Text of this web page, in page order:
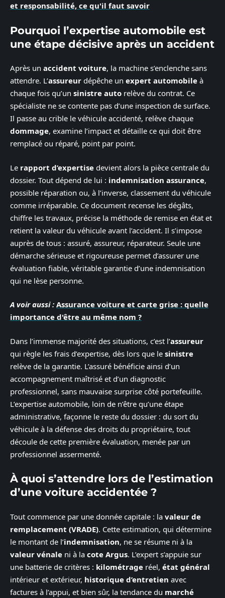
et responsabilité, ce qu'il faut savoir
Pourquoi l’expertise automobile est
une étape décisive après un accident
Après un accident voiture, la machine s’enclenche sans
attendre. L’assureur dépêche un expert automobile à
chaque fois qu’un sinistre auto relève du contrat. Ce
spécialiste ne se contente pas d’une inspection de surface.
Il passe au crible le véhicule accidenté, relève chaque
dommage, examine l’impact et détaille ce qui doit être
remplacé ou réparé, point par point.
Le rapport d’expertise devient alors la pièce centrale du
dossier. Tout dépend de lui : indemnisation assurance,
possible réparation ou, à l’inverse, classement du véhicule
comme irréparable. Ce document recense les dégâts,
chiffre les travaux, précise la méthode de remise en état et
retient la valeur du véhicule avant l’accident. Il s’impose
auprès de tous : assuré, assureur, réparateur. Seule une
démarche sérieuse et rigoureuse permet d’assurer une
évaluation fiable, véritable garantie d’une indemnisation
qui ne lèse personne.
A voir aussi : Assurance voiture et carte grise : quelle
importance d'être au même nom ?
Dans l’immense majorité des situations, c’est l’assureur
qui règle les frais d’expertise, dès lors que le sinistre
relève de la garantie. L’assuré bénéficie ainsi d’un
accompagnement maîtrisé et d’un diagnostic
professionnel, sans mauvaise surprise côté portefeuille.
L’expertise automobile, loin de n’être qu’une étape
administrative, façonne le reste du dossier : du sort du
véhicule à la défense des droits du propriétaire, tout
découle de cette première évaluation, menée par un
professionnel assermenté.
À quoi s’attendre lors de l’estimation
d’une voiture accidentée ?
Tout commence par une donnée capitale : la valeur de
remplacement (VRADE). Cette estimation, qui détermine
le montant de l’indemnisation, ne se résume ni à la
valeur vénale ni à la cote Argus. L’expert s’appuie sur
une batterie de critères : kilométrage réel, état général
intérieur et extérieur, historique d’entretien avec
factures à l’appui, et bien sûr, la tendance du marché